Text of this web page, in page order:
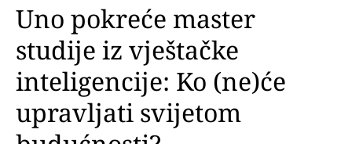
PRETPLATI SE
Uno pokreće master
studije iz vještačke
inteligencije: Ko (ne)će
upravljati svijetom